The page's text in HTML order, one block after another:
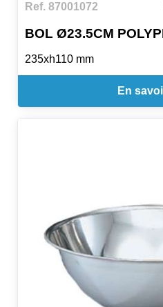
Ref. 87001072
BOL Ø23.5CM
235xh110 mm
En